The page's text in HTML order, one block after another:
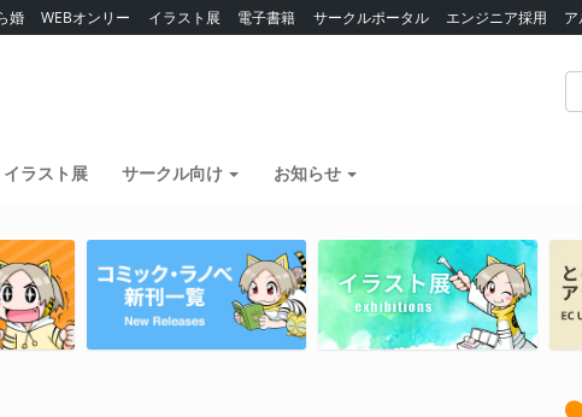
婚 WEBオンリー イラスト展 電子書籍 サークルポータル エンジニア採用
イラスト展 サークル向け お知らせ